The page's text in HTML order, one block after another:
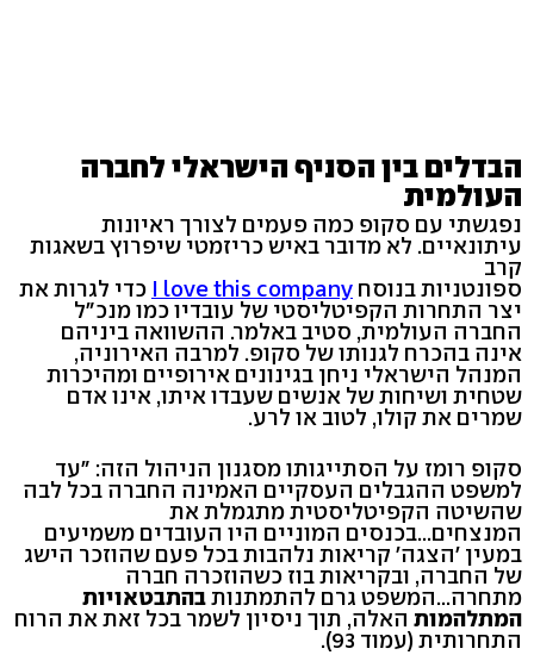
הבדלים בין הסניף הישראלי לחברה
העולמית
נפגשתי עם סקופ כמה פעמים לצורך ראיונות
עיתונאיים. לא מדובר באיש כריזמטי שיפרוץ בשאגות
קרב
ספונטניות בנוסח I love this company כדי לגרות את
יצר התחרות הקפיטליסטי של עובדיו כמו מנכ"ל
החברה העולמית, סטיב באלמר. ההשוואה ביניהם
אינה בהכרח לגנותו של סקופ. למרבה האירוניה,
המנהל הישראלי ניחן בגינונים אירופיים ומהיכרות
שטחית ושיחות של אנשים שעבדו איתו, אינו אדם
שמרים את קולו, לטוב או לרע.
סקופ רומז על הסתייגותו מסגנון הניהול הזה: "עד
למשפט ההגבלים העסקיים האמינה החברה בכל לבה
שהשיטה הקפיטליסטית מתגמלת את
המנצחים...בכנסים המוניים היו העובדים משמיעים
במעין 'הצגה' קריאות נלהבות בכל פעם שהוזכר הישג
של החברה, ובקריאות בוז כשהוזכרה חברה
מתחרה...המשפט גרם להתמתנותבהתבטאויות
המתלהמות האלה, תוך ניסיון לשמר בכל זאת את הרוח
התחרותית (עמוד 93).